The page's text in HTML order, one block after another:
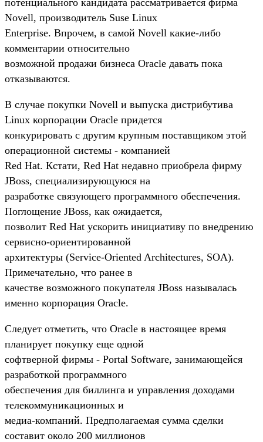
Novell, производитель Suse Linux
Enterprise. Впрочем, в самой Novell какие-либо
комментарии относительно
возможной продажи бизнеса Oracle давать пока
отказываются.
В случае покупки Novell и выпуска дистрибутива
Linux корпорации Oracle придется
конкурировать с другим крупным поставщиком этой
операционной системы - компанией
Red Hat. Кстати, Red Hat недавно приобрела фирму
JBoss, специализирующуюся на
разработке связующего программного обеспечения.
Поглощение JBoss, как ожидается,
позволит Red Hat ускорить инициативу по внедрению
сервисно-ориентированной
архитектуры (Service-Oriented Architectures, SOA).
Примечательно, что ранее в
качестве возможного покупателя JBoss называлась
именно корпорация Oracle.
Следует отметить, что Oracle в настоящее время
планирует покупку еще одной
софтверной фирмы - Portal Software, занимающейся
разработкой программного
обеспечения для биллинга и управления доходами
телекоммуникационных и
медиа-компаний. Предполагаемая сумма сделки
составит около 200 миллионов